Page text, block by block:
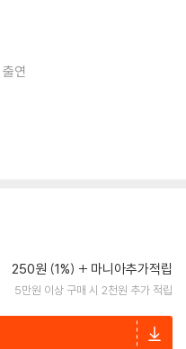
출연
250원 (1%) 마니아추가적립
5만원 이상 구매 시 2천원 추가 적립